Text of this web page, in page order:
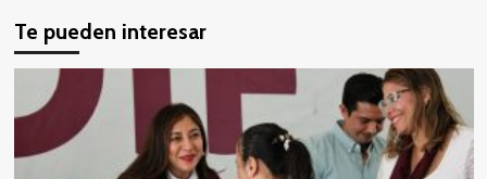
Te pueden interesar